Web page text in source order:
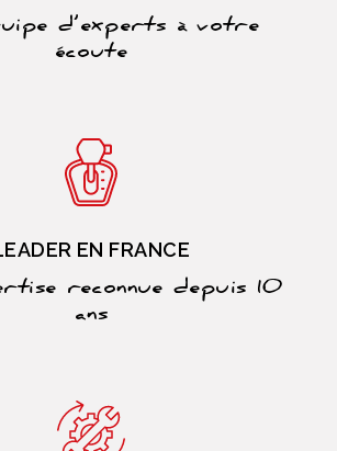
d’experts à votre
écoute
EN FRANCE
reconnue depuis 10
ans